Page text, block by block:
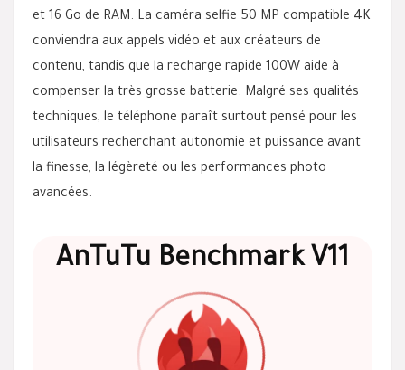
et 16 Go de RAM. La caméra selfie 50 MP compatible 4K
conviendra aux appels vidéo et aux créateurs de
contenu, tandis que la recharge rapide 100W aide à
compenser la très grosse batterie. Malgré ses qualités
techniques, le téléphone paraît surtout pensé pour les
utilisateurs recherchant autonomie et puissance avant
la finesse, la légèreté ou les performances photo
avancées.
AnTuTu Benchmark V11